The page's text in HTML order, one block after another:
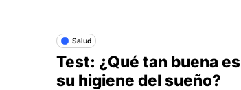
Salud
Test: ¿Qué tan buena es
su higiene del sueño?